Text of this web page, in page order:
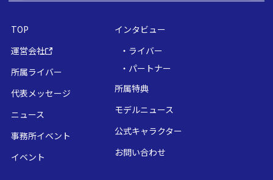
TOP
運営会社
所属ライバー
代表メッセージ
ニュース
事務所イベント
イベント
インタビュー
・ライバー
・パートナー
所属特典
モデルニュース
公式キャラクター
お問い合わせ